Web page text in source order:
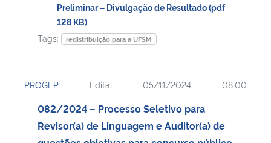
Preliminar – Divulgação de Resultado (pdf
128 KB)
Tags:
redistribuição para a UFSM
PROGEP Edital 05/11/2024 08:00
082/2024 – Processo Seletivo para
Revisor(a) de Linguagem e Auditor(a) de